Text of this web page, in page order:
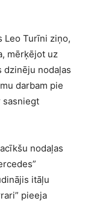
Leo Turīni ziņo,
mērķējot uz
dzinēju nodaļas
darbam pie
sasniegt
nodaļas
itāļu
pieeja